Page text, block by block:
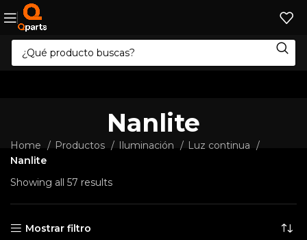
Nanlite
Home Productos Iluminación
Luz continua
Nanlite
Showing all 57 results
Mostrar filtro